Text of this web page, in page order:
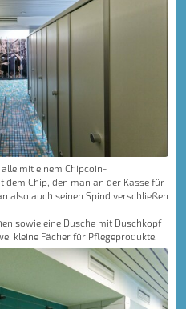
mit einem Chipcoin-
Chip, den man an der Kasse für
also auch seinen Spind verschließen
sowie eine Dusche mit Duschkopf
kleine Fächer für Pflegeprodukte.